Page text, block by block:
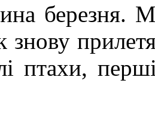
березня.
знову
птахи,